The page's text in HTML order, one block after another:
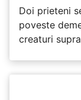
Doi prieteni
poveste
creaturi